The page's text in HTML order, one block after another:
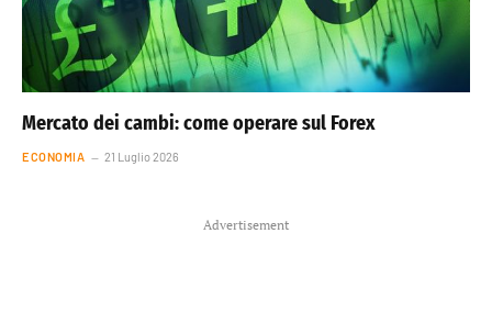
Mercato dei cambi: come operare sul Forex
ECONOMIA 21 Luglio 2026
Advertisement